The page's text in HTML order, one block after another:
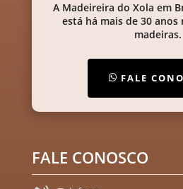
A Madeireira do Xola em
está há mais de 30
madeiras.
FALE
FALE CONOSCO